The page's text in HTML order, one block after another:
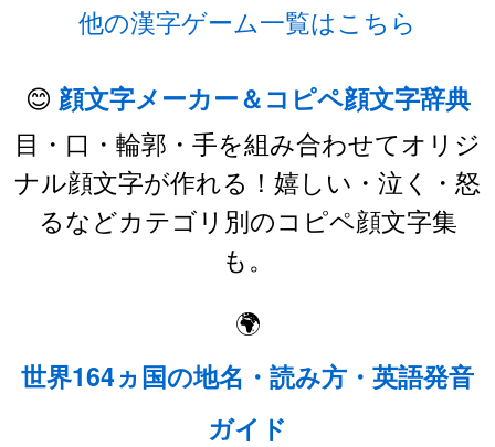
他の漢字ゲーム一覧はこちら
😊 顔文字メーカー＆コピペ顔文字辞典
目・口・輪郭・手を組み合わせてオリジ
ナル顔文字が作れる！嬉しい・泣く・怒
るなどカテゴリ別のコピペ顔文字集
も。
🌍
世界164ヵ国の地名・読み方・英語発音
ガイド